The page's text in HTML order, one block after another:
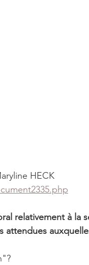
HECK
relativement à la